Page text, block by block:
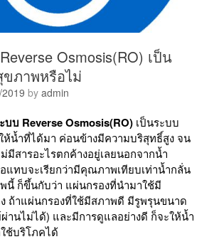
Osmosis(RO) เป็น
ภาพหรือไม่
by admin
บบ Reverse Osmosis(RO) เป็นระบบ
ห้น้ำที่ได้มา ค่อนข้างมีความบริสุทธิ์สูง จน
มีสารอะไรตกค้างอยู่เลยนอกจากน้ำ
แทบจะเรียกว่ามีคุณภาพเทียบเท่าน้ำกลั่น
นี้ ก็ขึ้นกับว่า แผ่นกรองที่นำมาใช้มี
ถ้าแผ่นกรองที่ใช้มีสภาพดี มีรูพรุนขนาด
านไม่ได้) และมีการดูแลอย่างดี ก็จะให้น้ำ
ช้บริโภคได้